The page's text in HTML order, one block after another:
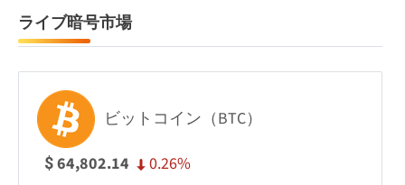
ライブ暗号市場
ビットコイン（BTC）
$64,802.14 0.26%